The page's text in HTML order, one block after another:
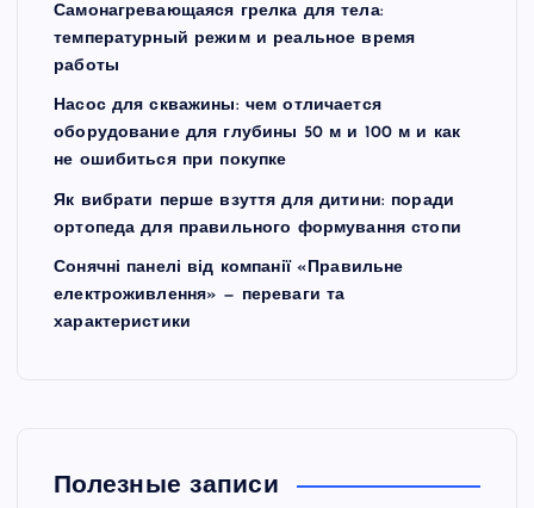
Самонагревающаяся грелка для тела:
температурный режим и реальное время
работы
Насос для скважины: чем отличается
оборудование для глубины 50 м и 100 м и как
не ошибиться при покупке
Як вибрати перше взуття для дитини: поради
ортопеда для правильного формування стопи
Сонячні панелі від компанії «Правильне
електроживлення» — переваги та
характеристики
Полезные записи